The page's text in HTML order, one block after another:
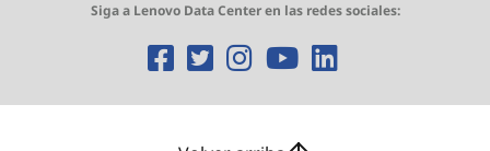
Siga a Lenovo Data Center en las redes sociales:
O
p
e
O
p
O
p
e
O
p
e
O
p